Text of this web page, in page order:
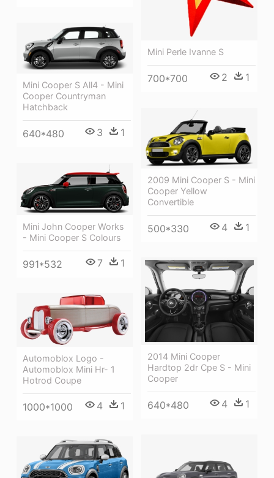
Mini Perle Ivanne S
700*700 2 1
Mini Cooper S All4 - Mini
Cooper Countryman
Hatchback
640*480 3 1
2009 Mini Cooper S - Mini
Cooper Yellow
Convertible
500*330 4 1
Mini John Cooper Works
- Mini Cooper S Colours
991*532 7 1
2014 Mini Cooper
Hardtop 2dr Cpe S - Mini
Cooper
640*480 4 1
Automoblox Logo -
Automoblox Mini Hr- 1
Hotrod Coupe
1000*1000 4 1